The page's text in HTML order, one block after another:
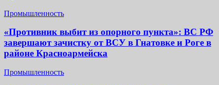
Промышленность
«Противник выбит из опорного пункта»: ВС РФ
завершают зачистку от ВСУ в Гнатовке и Роге в
районе Красноармейска
Промышленность